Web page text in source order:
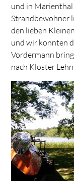
und in
Strandbewohner
den lieben
und wir konnten
Vordermann
nach Kloster